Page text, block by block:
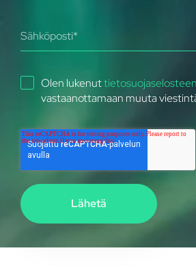
Olen lukenuttietosuojaselosteen
vastaanottamaan muuta